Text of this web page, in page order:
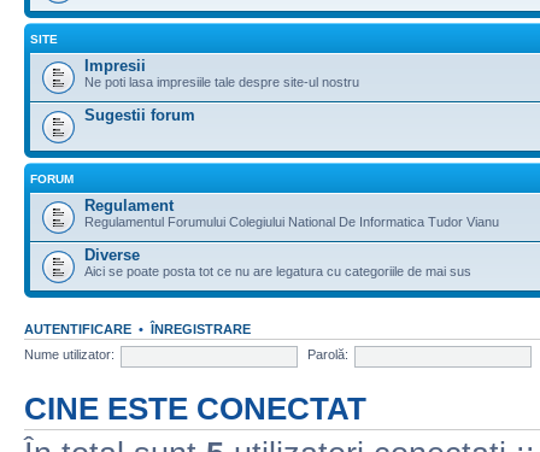
SITE
Impresii
Ne poti lasa impresiile tale despre site-ul nostru
Sugestii forum
FORUM
Regulament
Regulamentul Forumului Colegiului National De Informatica Tudor Vianu
Diverse
Aici se poate posta tot ce nu are legatura cu categoriile de mai sus
AUTENTIFICARE • ÎNREGISTRARE
Nume utilizator:
Parolă:
CINE ESTE CONECTAT